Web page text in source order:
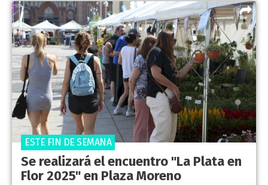
Se realizará el encuentro "La Plata en
Flor 2025" en Plaza Moreno
ESTE FIN DE SEMANA